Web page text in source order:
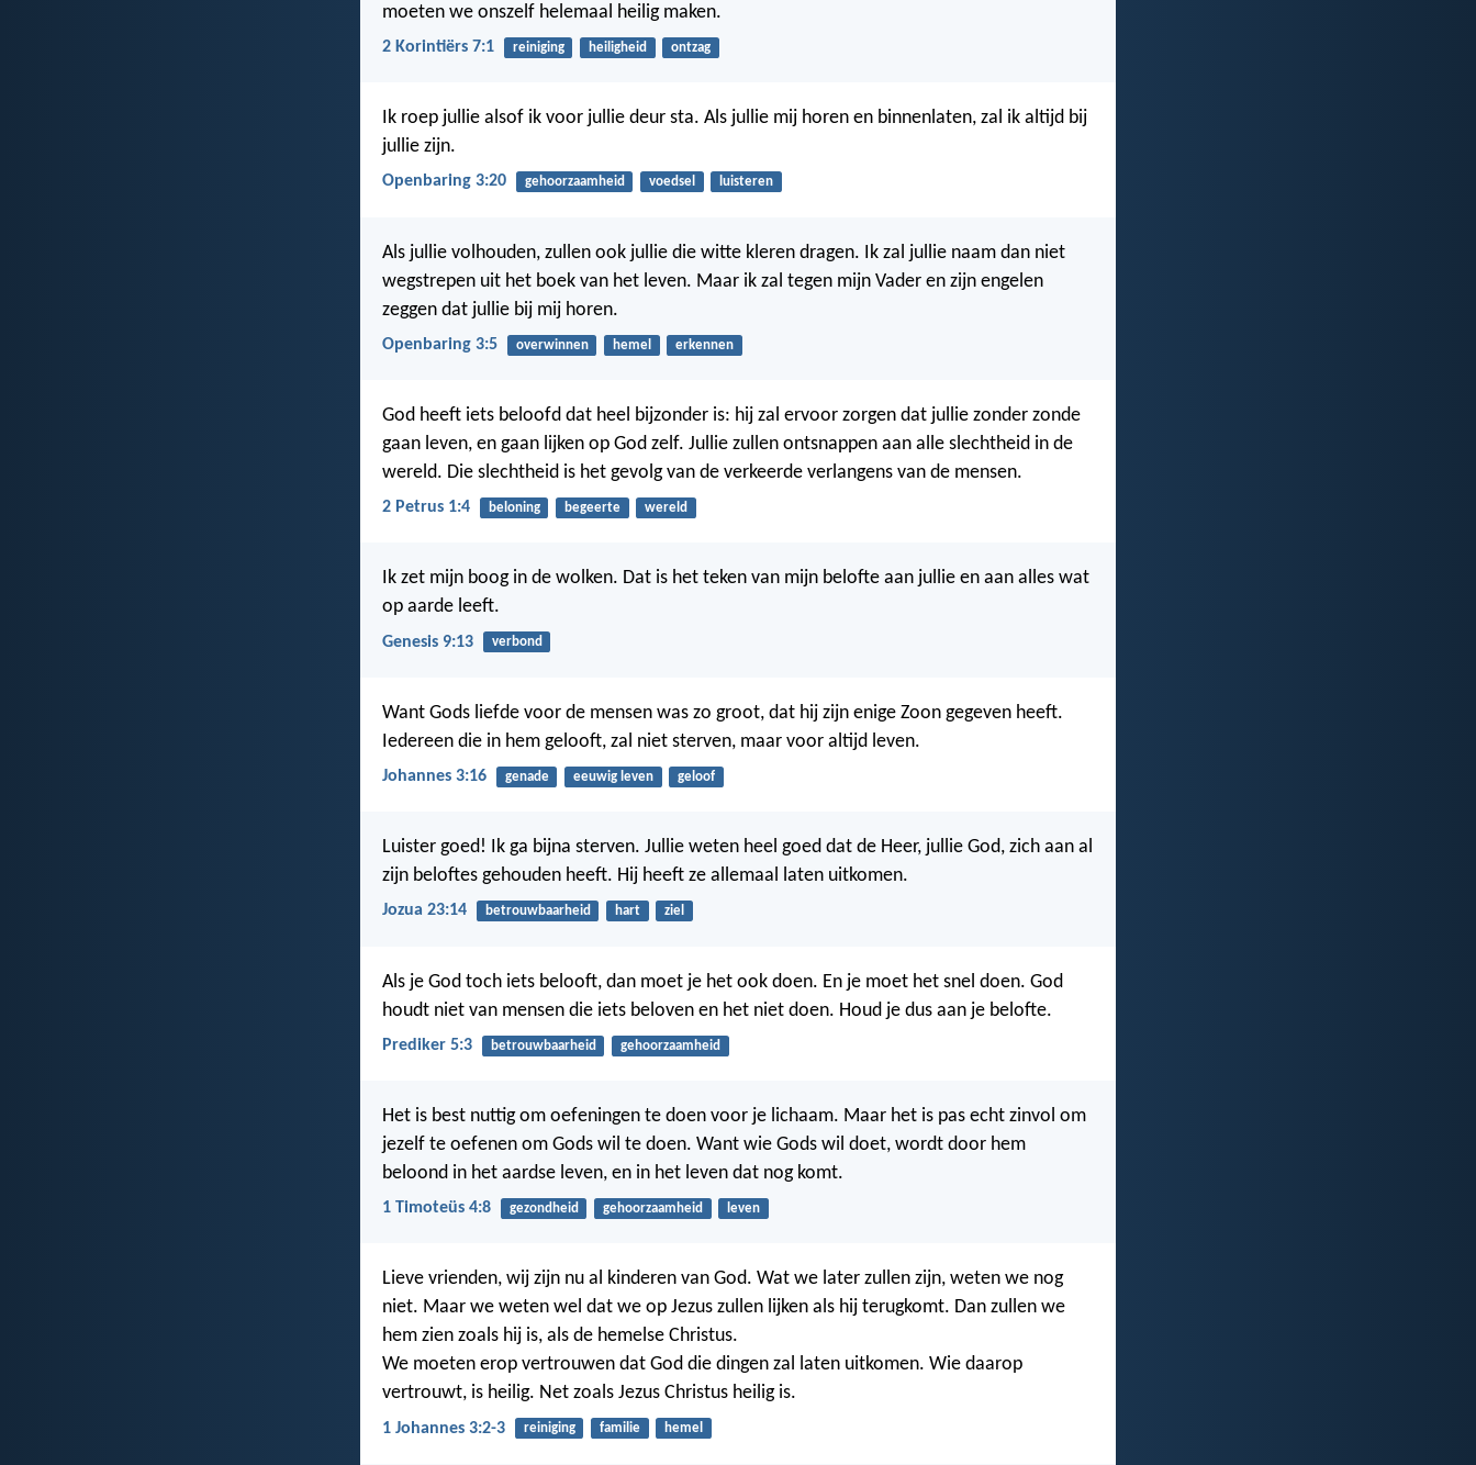
moeten we onszelf helemaal heilig maken.
2 Korintiërs 7:1 reiniging heiligheid ontzag
Ik roep jullie alsof ik voor jullie deur sta. Als jullie mij horen en binnenlaten, zal ik altijd bij
jullie zijn.
Openbaring 3:20 gehoorzaamheid voedsel luisteren
Als jullie volhouden, zullen ook jullie die witte kleren dragen. Ik zal jullie naam dan niet
wegstrepen uit het boek van het leven. Maar ik zal tegen mijn Vader en zijn engelen
zeggen dat jullie bij mij horen.
Openbaring 3:5 overwinnen hemel erkennen
God heeft iets beloofd dat heel bijzonder is: hij zal ervoor zorgen dat jullie zonder zonde
gaan leven, en gaan lijken op God zelf. Jullie zullen ontsnappen aan alle slechtheid in de
wereld. Die slechtheid is het gevolg van de verkeerde verlangens van de mensen.
2 Petrus 1:4 beloning begeerte wereld
Ik zet mijn boog in de wolken. Dat is het teken van mijn belofte aan jullie en aan alles wat
op aarde leeft.
Genesis 9:13 verbond
Want Gods liefde voor de mensen was zo groot, dat hij zijn enige Zoon gegeven heeft.
Iedereen die in hem gelooft, zal niet sterven, maar voor altijd leven.
Johannes 3:16 genade eeuwig leven geloof
Luister goed! Ik ga bijna sterven. Jullie weten heel goed dat de Heer, jullie God, zich aan al
zijn beloftes gehouden heeft. Hij heeft ze allemaal laten uitkomen.
Jozua 23:14 betrouwbaarheid hart ziel
Als je God toch iets belooft, dan moet je het ook doen. En je moet het snel doen. God
houdt niet van mensen die iets beloven en het niet doen. Houd je dus aan je belofte.
Prediker 5:3 betrouwbaarheid gehoorzaamheid
Het is best nuttig om oefeningen te doen voor je lichaam. Maar het is pas echt zinvol om
jezelf te oefenen om Gods wil te doen. Want wie Gods wil doet, wordt door hem
beloond in het aardse leven, en in het leven dat nog komt.
1 Timoteüs 4:8 gezondheid gehoorzaamheid leven
Lieve vrienden, wij zijn nu al kinderen van God. Wat we later zullen zijn, weten we nog
niet. Maar we weten wel dat we op Jezus zullen lijken als hij terugkomt. Dan zullen we
hem zien zoals hij is, als de hemelse Christus.
We moeten erop vertrouwen dat God die dingen zal laten uitkomen. Wie daarop
vertrouwt, is heilig. Net zoals Jezus Christus heilig is.
1 Johannes 3:2-3 reiniging familie hemel